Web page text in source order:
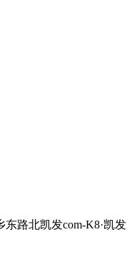
路北凯发com-K8·凯发